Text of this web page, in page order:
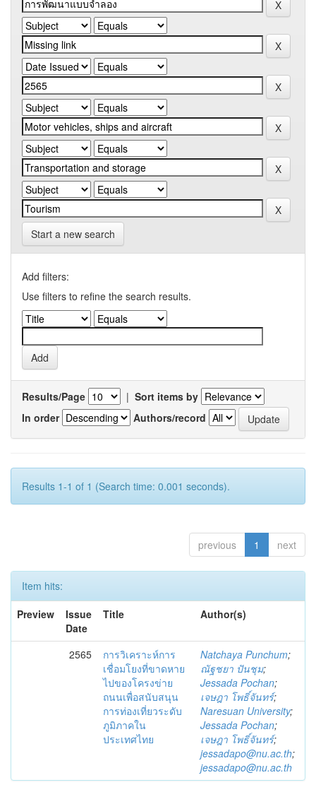
Start a new search
Add filters:
Use filters to refine the search results.
Results/Page | Sort items by
In order
Authors/record
Results 1-1 of 1 (Search time: 0.001 seconds).
previous 1 next
Item hits:
Preview
Issue
Date
Title Author(s)
2565
การวิเคราะห์การ
เชื่อมโยงที่ขาดหาย
ไปของโครงข่าย
ถนนเพื่อสนับสนุน
การท่องเที่ยวระดับ
ภูมิภาคใน
ประเทศไทย
Natchaya Punchum;
ณัฐชยา ปันชุม;
Jessada Pochan;
เจษฎา โพธิ์จันทร์;
Naresuan University;
Jessada Pochan;
เจษฎา โพธิ์จันทร์;
jessadapo@nu.ac.th;
jessadapo@nu.ac.th